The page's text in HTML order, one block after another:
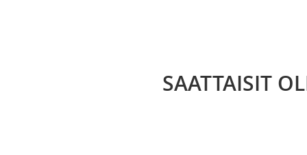
SAATTAISIT